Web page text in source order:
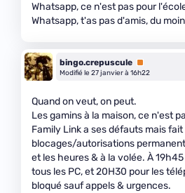
Whatsapp, ce n'est pas pour
Whatsapp, t'as pas d'amis, du
bingo.crepuscule Premium
Modifié le 27 janvier à 16h22
Quand on veut, on peut.
Les gamins à la maison, ce n'est
Family Link a ses défauts mais
blocages/autorisations
et les heures & à la volée. À
tous les PC, et 20H30 pour les
bloqué sauf appels & urgences.